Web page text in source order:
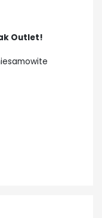
Outlet!